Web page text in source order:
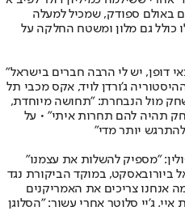
באולם ספודק, שמכיל למעלה
גם מלון ומשטח החלקה על
דופן, יש לי הרבה חברים בישראל"
ג'ורדן לויד, אקס מכבי תל
מול הנבחרת: "תחושה מיוחדת,
תהיה להם תחרות איתי" • על
להתרגש יותר מדי"
"מספיק להשלות את עצמנו"
ביורובאסקט, במוקד הביקורת נגד
אנחנו צריכים את האמריקנים
ג'יי סלוטר אחרי עשור: "הסלוגן